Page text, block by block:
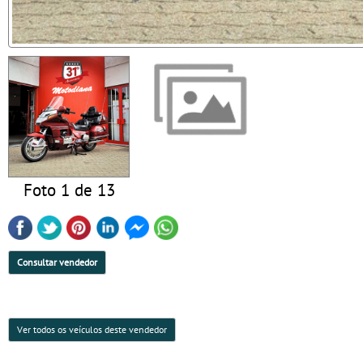
Foto 1 de 13
Consultar vendedor
Ver todos os veículos deste vendedor